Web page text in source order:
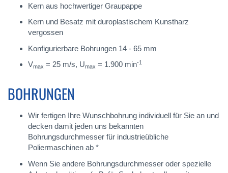
Kern aus hochwertiger Graupappe
Kern und Besatz mit duroplastischem Kunstharz
vergossen
Konfigurierbare Bohrungen 14 - 65 mm
Vmax = 25 m/s, Umax = 1.900 min-1
BOHRUNGEN
Wir fertigen Ihre Wunschbohrung individuell für Sie an und
decken damit jeden uns bekannten
Bohrungsdurchmesser für industrieübliche
Poliermaschinen ab *
Wenn Sie andere Bohrungsdurchmesser oder spezielle